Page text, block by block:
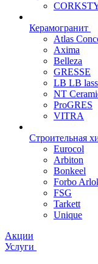
Керамогранит
Atlas
Axima
Belleza
GRESSE
LB LB
NT
ProGRES
VITRA
Строительная
Eurocol
Arbiton
Bonkeel
Forbo
FSG
Tarkett
Unique
Акции
Услуги